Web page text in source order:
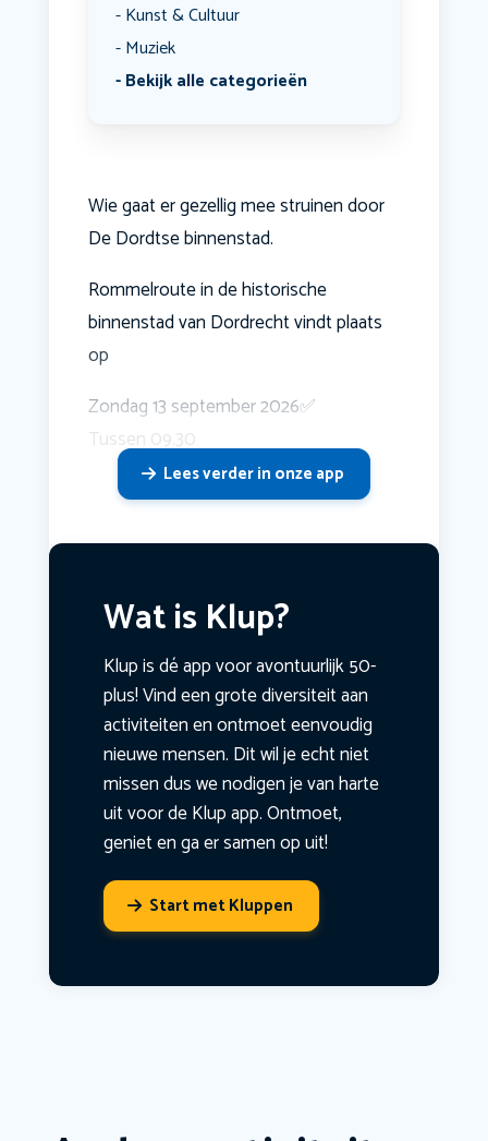
Kunst & Cultuur
Muziek
Bekijk alle categorieën
Wie gaat er gezellig mee struinen door
De Dordtse binnenstad.
Rommelroute in de historische
binnenstad van Dordrecht vindt plaats
op
Zondag 13 september 2026✅️
Tussen 09.30
Lees verder in onze app
Wat is Klup?
Klup is dé app voor avontuurlijk 50-
plus! Vind een grote diversiteit aan
activiteiten en ontmoet eenvoudig
nieuwe mensen. Dit wil je echt niet
missen dus we nodigen je van harte
uit voor de Klup app. Ontmoet,
geniet en ga er samen op uit!
Start met Kluppen